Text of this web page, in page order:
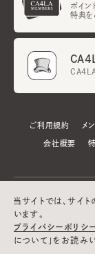
ポイン
特典を
CA4LA
ご利用規約 メ
会社概要
当サイトでは、サイ
います。
プライバシーポリシ
について」をお読み